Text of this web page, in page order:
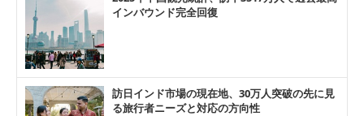
インバウンド完全回復
訪日インド市場の現在地、30万人突破の先に見
る旅行者ニーズと対応の方向性